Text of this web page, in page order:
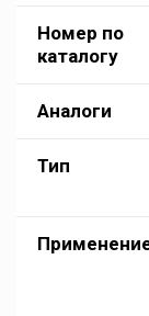
Номер по
каталогу
Аналоги
Тип